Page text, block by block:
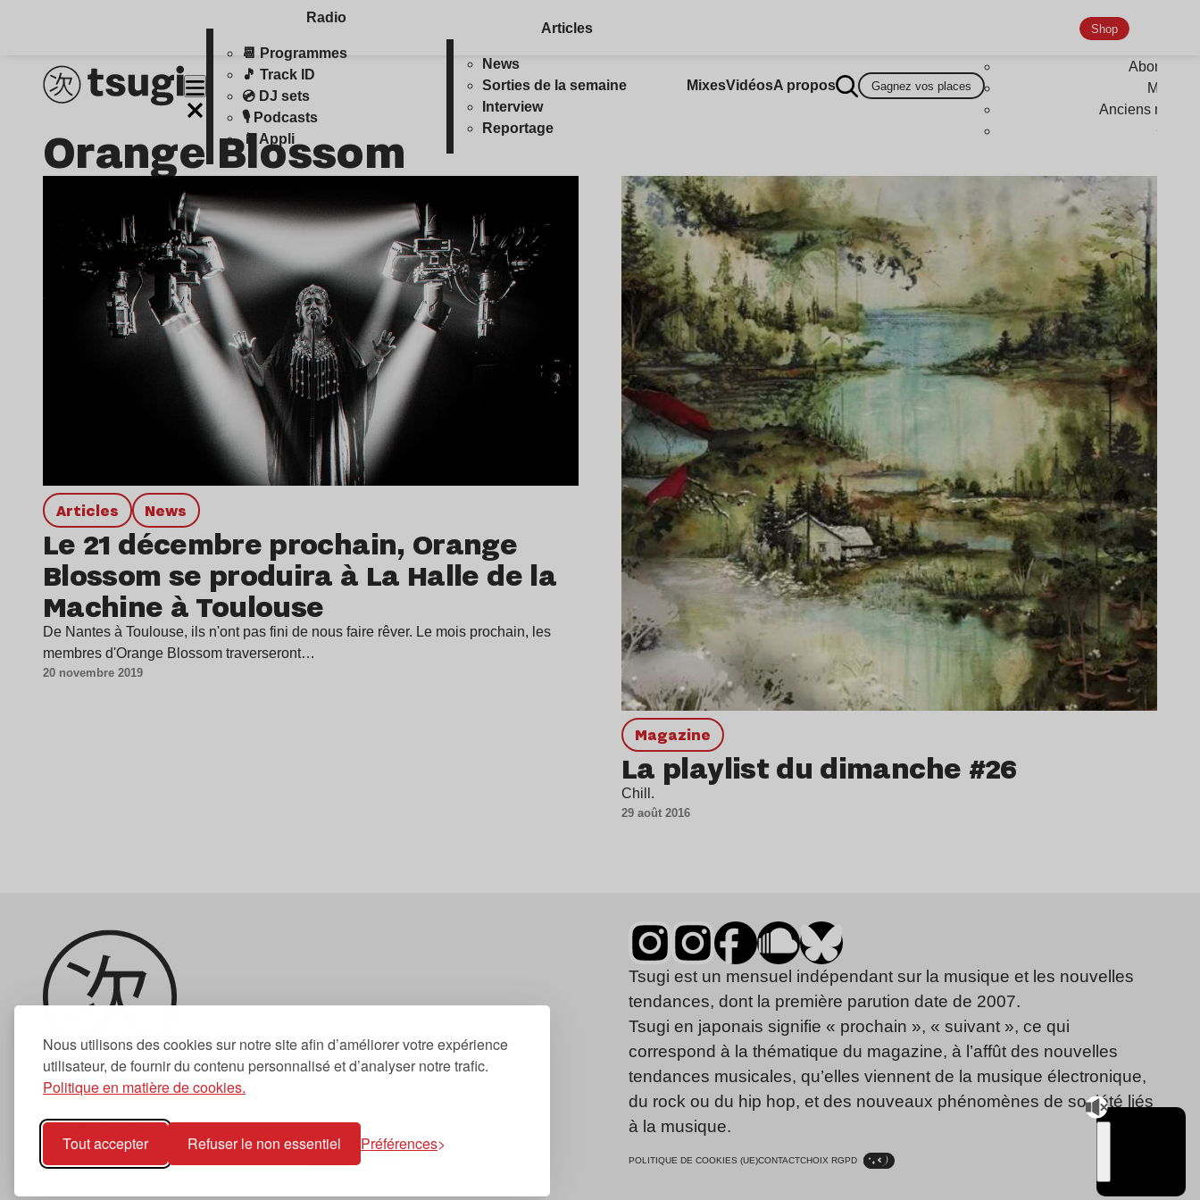
Nous utilisons des cookies sur notre site afin d’améliorer votre expérience
utilisateur, de fournir du contenu personnalisé et d’analyser notre trafic.
Politique en matière de cookies.
Tout accepter Refuser le non essentiel Préférences
Radio
📆 Programmes
🎵 Track ID
💿 DJ sets
🎙️ Podcasts
📱 Appli
Articles
News
Sorties de la semaine
Interview
Reportage
MixesVidéosA propos Gagnez vos places
Shop
Anciens
Orange Blossom
Articles news
Le 21 décembre prochain, Orange
Blossom se produira à La Halle de la
Machine à Toulouse
De Nantes à Toulouse, ils n'ont pas fini de nous faire rêver. Le mois prochain, les
membres d'Orange Blossom traverseront…
20 novembre 2019
magazine
La playlist du dimanche #26
Chill.
29 août 2016
Newsletter
S'abonner
Tsugi est un mensuel indépendant sur la musique et les nouvelles
tendances, dont la première parution date de 2007.
Tsugi en japonais signifie « prochain », « suivant », ce qui
correspond à la thématique du magazine, à l’affût des nouvelles
tendances musicales, qu’elles viennent de la musique électronique,
du rock ou du hip hop, et des nouveaux phénomènes de société liés
à la musique.
POLITIQUE DE COOKIES (UE)CONTACTCHOIX RGPD